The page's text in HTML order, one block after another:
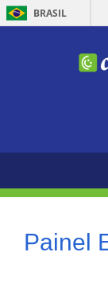
BRASIL
Painel